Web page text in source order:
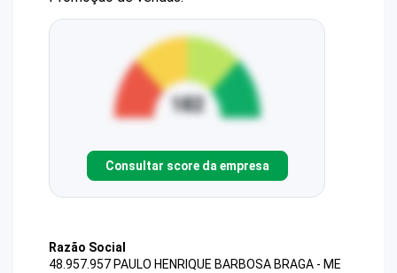
Consultar score da empresa
Razão Social
48.957.957 PAULO HENRIQUE BARBOSA BRAGA - ME